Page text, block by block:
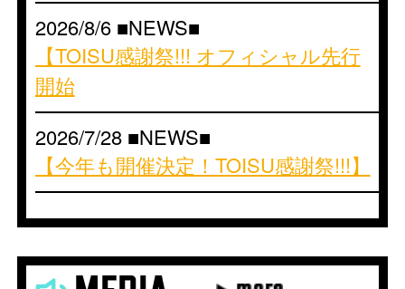
2026/8/6 ■NEWS■
【TOISU感謝祭!!! オフィシャル先行
開始
2026/7/28 ■NEWS■
【今年も開催決定！TOISU感謝祭!!!】
2026/7/24 ■NEWS■
演！】